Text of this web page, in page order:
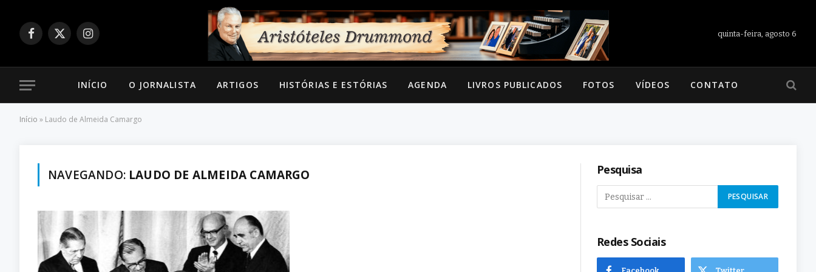
Facebook
X
Instagram
quinta-feira, agosto 6
INÍCIO O JORNALISTA ARTIGOS HISTÓRIAS E ESTÓRIAS AGENDA LIVROS PUBLICADOS FOTOS VÍDEOS CONTATO
Início » Laudo de Almeida Camargo
NAVEGANDO: LAUDO DE ALMEIDA CAMARGO Pesquisa
Redes Sociais